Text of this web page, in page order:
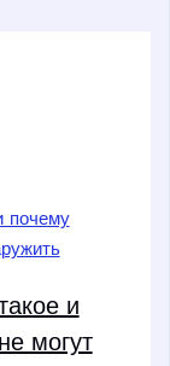
и
могут